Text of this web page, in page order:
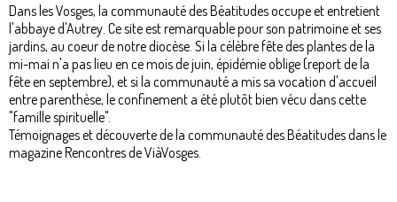
Dans les Vosges, la communauté des Béatitudes occupe et entretient
l'abbaye d'Autrey. Ce site est remarquable pour son patrimoine et ses
jardins, au coeur de notre diocèse. Si la célèbre fête des plantes de la
mi-mai n'a pas lieu en ce mois de juin, épidémie oblige (report de la
fête en septembre), et si la communauté a mis sa vocation d'accueil
entre parenthèse, le confinement a été plutôt bien vécu dans cette
"famille spirituelle".
Témoignages et découverte de la communauté des Béatitudes dans le
magazine Rencontres de ViàVosges.